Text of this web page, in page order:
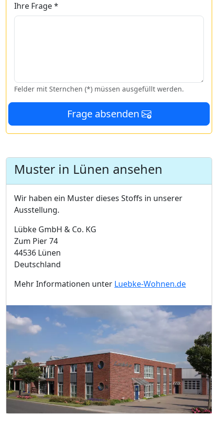
Ihre Frage *
Felder mit Sternchen (*) müssen ausgefüllt werden.
Frage absenden
Muster in Lünen ansehen
Wir haben ein Muster dieses Stoffs in unserer
Ausstellung.
Lübke GmbH & Co. KG
Zum Pier 74
44536 Lünen
Deutschland
Mehr Informationen unter Luebke-Wohnen.de